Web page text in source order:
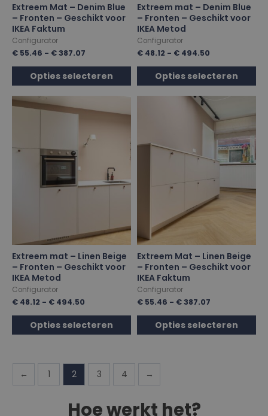
Extreem Mat – Denim Blue
– Fronten – Geschikt voor
IKEA Faktum
Configurator
€ 55.46 - €387.07
Opties selecteren
Extreem mat – Denim Blue
– Fronten – Geschikt voor
IKEA Metod
Configurator
€ 48.12 - € 494.50
Opties selecteren
Extreem mat – Linen Beige
– Fronten – Geschikt voor
IKEA Metod
Configurator
€ 48.12 - € 494.50
Opties selecteren
Extreem Mat – Linen Beige
– Fronten – Geschikt voor
IKEA Faktum
Configurator
€ 55.46 - €387.07
Opties selecteren
← 1 2 3 4 →
Hoe werkt het?